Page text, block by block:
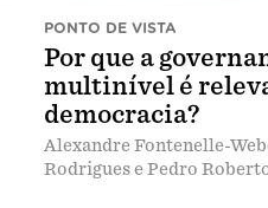
PONTO DE VISTA
Por que a
multinível é
democracia?
Alexandre Fontenelle-
Rodrigues e Pedro